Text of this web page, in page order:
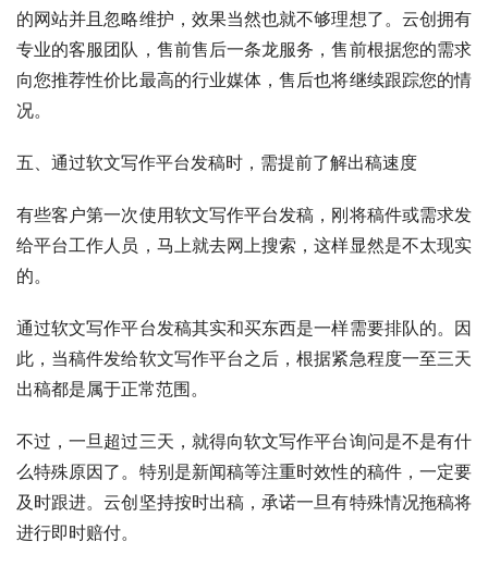
的网站并且忽略维护，效果当然也就不够理想了。云创拥有
专业的客服团队，售前售后一条龙服务，售前根据您的需求
向您推荐性价比最高的行业媒体，售后也将继续跟踪您的情
况。
五、通过软文写作平台发稿时，需提前了解出稿速度
有些客户第一次使用软文写作平台发稿，刚将稿件或需求发
给平台工作人员，马上就去网上搜索，这样显然是不太现实
的。
通过软文写作平台发稿其实和买东西是一样需要排队的。因
此，当稿件发给软文写作平台之后，根据紧急程度一至三天
出稿都是属于正常范围。
不过，一旦超过三天，就得向软文写作平台询问是不是有什
么特殊原因了。特别是新闻稿等注重时效性的稿件，一定要
及时跟进。云创坚持按时出稿，承诺一旦有特殊情况拖稿将
进行即时赔付。